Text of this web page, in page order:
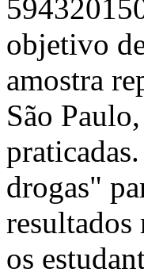
objetivo
amostra
São
drogas"
resultados
os